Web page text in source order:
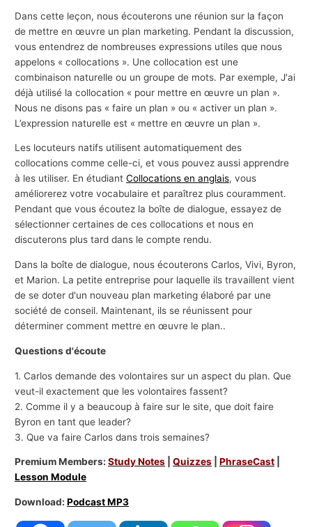
Dans cette leçon, nous écouterons une réunion sur la façon
de mettre en œuvre un plan marketing. Pendant la discussion,
vous entendrez de nombreuses expressions utiles que nous
appelons « collocations ». Une collocation est une
combinaison naturelle ou un groupe de mots. Par exemple, J'ai
déjà utilisé la collocation « pour mettre en œuvre un plan ».
Nous ne disons pas « faire un plan » ou « activer un plan ».
L’expression naturelle est « mettre en œuvre un plan ».
Les locuteurs natifs utilisent automatiquement des
collocations comme celle-ci, et vous pouvez aussi apprendre
à les utiliser. En étudiantCollocations en anglais, vous
améliorerez votre vocabulaire et paraîtrez plus couramment.
Pendant que vous écoutez la boîte de dialogue, essayez de
sélectionner certaines de ces collocations et nous en
discuterons plus tard dans le compte rendu.
Dans la boîte de dialogue, nous écouterons Carlos, Vivi, Byron,
et Marion. La petite entreprise pour laquelle ils travaillent vient
de se doter d'un nouveau plan marketing élaboré par une
société de conseil. Maintenant, ils se réunissent pour
déterminer comment mettre en œuvre le plan..
Questions d'écoute
1. Carlos demande des volontaires sur un aspect du plan. Que
veut-il exactement que les volontaires fassent?
2. Comme il y a beaucoup à faire sur le site, que doit faire
Byron en tant que leader?
3. Que va faire Carlos dans trois semaines?
Premium Members:Study Notes |Quizzes |PhraseCast
Lesson Module
Download:Podcast MP3